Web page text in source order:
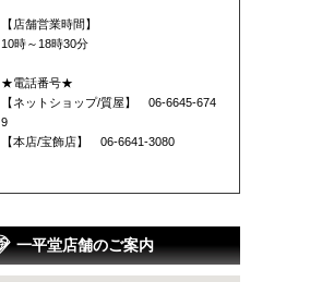
【店舗営業時間】
10時～18時30分
★電話番号★
【ネットショップ/質屋】 06-6645-674
9
【本店/宝飾店】 06-6641-3080
一平堂店舗のご案内